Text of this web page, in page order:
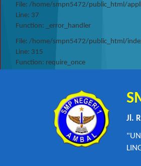
File: /home/smpn5472/public_html/
Line: 37
Function: _error_handler
File: /home/smpn5472/public_html/
Line: 315
Function: require_once
Jl.